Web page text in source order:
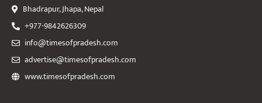
Bhadrapur, Jhapa, Nepal
+977-9842626309
info@timesofpradesh.com
advertise@timesofpradesh.com
www.timesofpradesh.com